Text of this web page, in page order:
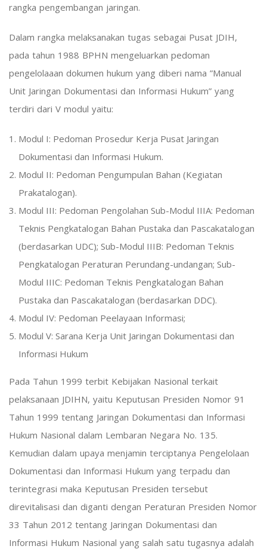
rangka pengembangan jaringan.
Dalam rangka melaksanakan tugas sebagai Pusat JDIH,
pada tahun 1988 BPHN mengeluarkan pedoman
pengelolaaan dokumen hukum yang diberi nama ”Manual
Unit Jaringan Dokumentasi dan Informasi Hukum” yang
terdiri dari V modul yaitu:
Modul I: Pedoman Prosedur Kerja Pusat Jaringan
Dokumentasi dan Informasi Hukum.
Modul II: Pedoman Pengumpulan Bahan (Kegiatan
Prakatalogan).
Modul III: Pedoman Pengolahan Sub-Modul IIIA: Pedoman
Teknis Pengkatalogan Bahan Pustaka dan Pascakatalogan
(berdasarkan UDC); Sub-Modul IIIB: Pedoman Teknis
Pengkatalogan Peraturan Perundang-undangan; Sub-
Modul IIIC: Pedoman Teknis Pengkatalogan Bahan
Pustaka dan Pascakatalogan (berdasarkan DDC).
Modul IV: Pedoman Peelayaan Informasi;
Modul V: Sarana Kerja Unit Jaringan Dokumentasi dan
Informasi Hukum
Pada Tahun 1999 terbit Kebijakan Nasional terkait
pelaksanaan JDIHN, yaitu Keputusan Presiden Nomor 91
Tahun 1999 tentang Jaringan Dokumentasi dan Informasi
Hukum Nasional dalam Lembaran Negara No. 135.
Kemudian dalam upaya menjamin terciptanya Pengelolaan
Dokumentasi dan Informasi Hukum yang terpadu dan
terintegrasi maka Keputusan Presiden tersebut
direvitalisasi dan diganti dengan Peraturan Presiden Nomor
33 Tahun 2012 tentang Jaringan Dokumentasi dan
Informasi Hukum Nasional yang salah satu tugasnya adalah